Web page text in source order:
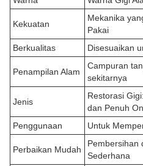
Kekuatan
Mekanika
Pakai
Berkualitas
Disesuaikan
Penampilan Alam
Campuran
sekitarnya
Jenis
Restorasi
dan Penuh
Penggunaan
Untuk
Perbaikan Mudah
Pembersihan
Sederhana